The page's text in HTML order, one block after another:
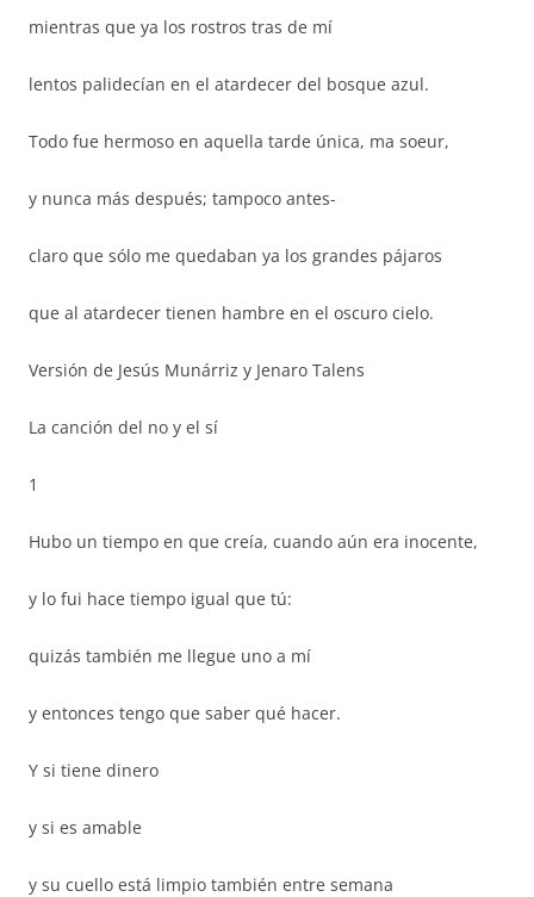
mientras que ya los rostros tras de mí
lentos palidecían en el atardecer del bosque azul.
Todo fue hermoso en aquella tarde única, ma soeur,
y nunca más después; tampoco antes-
claro que sólo me quedaban ya los grandes pájaros
que al atardecer tienen hambre en el oscuro cielo.
Versión de Jesús Munárriz y Jenaro Talens
La canción del no y el sí
1
Hubo un tiempo en que creía, cuando aún era inocente,
y lo fui hace tiempo igual que tú:
quizás también me llegue uno a mí
y entonces tengo que saber qué hacer.
Y si tiene dinero
y si es amable
y su cuello está limpio también entre semana